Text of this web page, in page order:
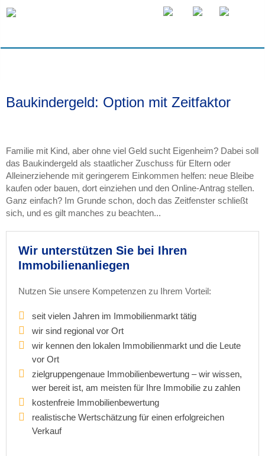
Baukindergeld: Option mit Zeitfaktor
Familie mit Kind, aber ohne viel Geld sucht Eigenheim? Dabei soll
das Baukindergeld als staatlicher Zuschuss für Eltern oder
Alleinerziehende mit geringerem Einkommen helfen: neue Bleibe
kaufen oder bauen, dort einziehen und den Online-Antrag stellen.
Ganz einfach? Im Grunde schon, doch das Zeitfenster schließt
sich, und es gilt manches zu beachten...
Wir unterstützen Sie bei Ihren
Immobilienanliegen
Nutzen Sie unsere Kompetenzen zu Ihrem Vorteil:
seit vielen Jahren im Immobilienmarkt tätig
wir sind regional vor Ort
wir kennen den lokalen Immobilienmarkt und die Leute
vor Ort
zielgruppengenaue Immobilienbewertung – wir wissen,
wer bereit ist, am meisten für Ihre Immobilie zu zahlen
kostenfreie Immobilienbewertung
realistische Wertschätzung für einen erfolgreichen
Verkauf